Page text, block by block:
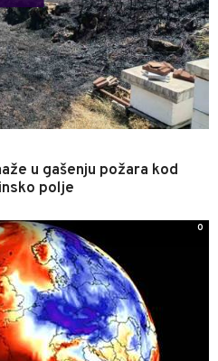
u gašenju požara kod
polje
0